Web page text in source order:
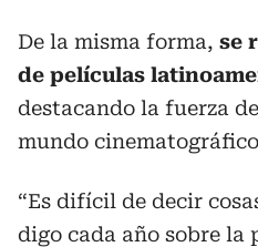
De la misma forma, se
de películas
destacando la fuerza
mundo
“Es difícil de decir
digo cada año sobre la